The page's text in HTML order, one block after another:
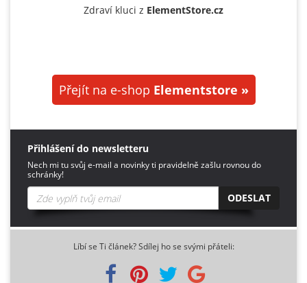
Zdraví kluci z ElementStore.cz
Přejít na e-shop Elementstore »
Přihlášení do newsletteru
Nech mi tu svůj e-mail a novinky ti pravidelně zašlu rovnou do
schránky!
ODESLAT
Líbí se Ti článek? Sdílej ho se svými přáteli: